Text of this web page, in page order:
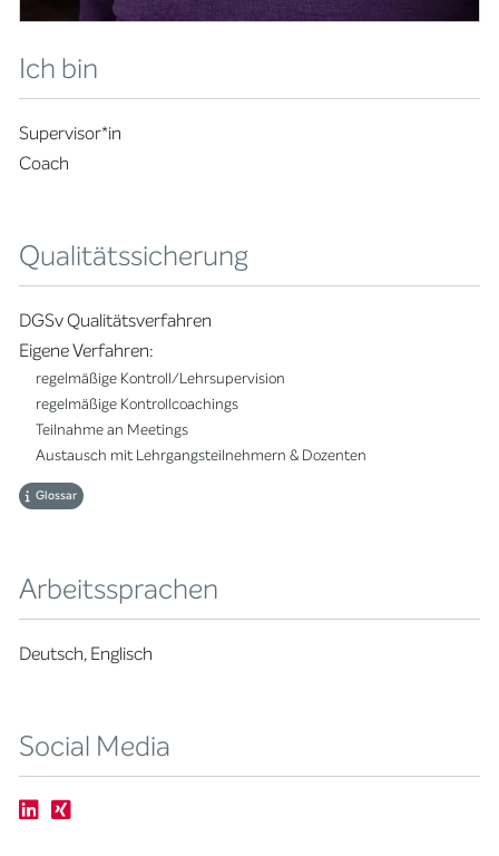
Ich bin
Supervisor*in
Coach
Qualitätssicherung
DGSv Qualitätsverfahren
Eigene Verfahren:
regelmäßige Kontroll/Lehrsupervision
regelmäßige Kontrollcoachings
Teilnahme an Meetings
Austausch mit Lehrgangsteilnehmern & Dozenten
Glossar
Arbeitssprachen
Deutsch, Englisch
Social Media